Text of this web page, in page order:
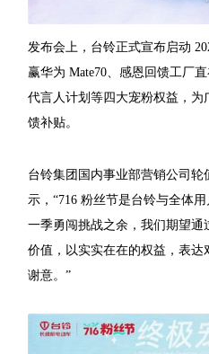
发布会上，台铃正式宣布启动
赢华为 Mate70、感恩回馈工厂
代言人计划等四大宠粉权益，为
馈补贴。
台铃集团国内事业部营销公司
示，“716 粉丝节是台铃与全体
一季勇闯挑战之余，我们期望
价值，以实实在在的权益，表
谢意。”